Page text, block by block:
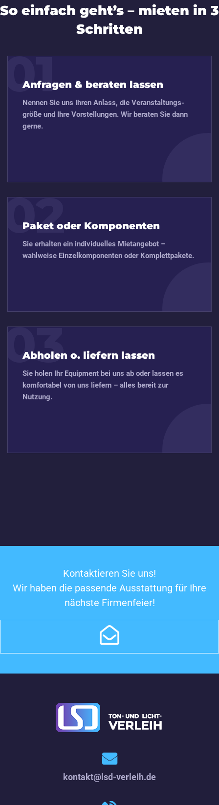
So einfach geht’s – mieten in 3
Schritten
01
Anfragen & beraten lassen
Nennen Sie uns Ihren Anlass, die Veran­staltungs­
größe und Ihre Vorstellungen. Wir beraten Sie dann
gerne.
02
Paket oder Komponenten
Sie erhalten ein individuelles Mietangebot –
wahlweise Einzelkomponenten oder Komplettpakete.
03
Abholen o. liefern lassen
Sie holen Ihr Equipment bei uns ab oder lassen es
komfortabel von uns liefern – alles bereit zur
Nutzung.
Kontaktieren Sie uns!
Wir haben die passende Ausstattung für Ihre
nächste Firmenfeier!
kontakt@lsd-verleih.de